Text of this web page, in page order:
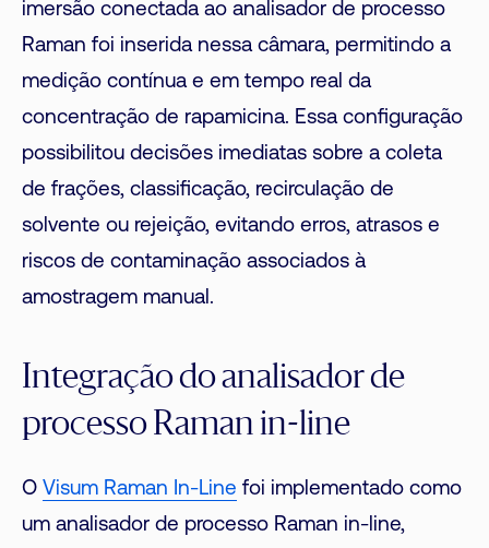
imersão conectada ao analisador de processo
Raman foi inserida nessa câmara, permitindo a
medição contínua e em tempo real da
concentração de rapamicina. Essa configuração
possibilitou decisões imediatas sobre a coleta
de frações, classificação, recirculação de
solvente ou rejeição, evitando erros, atrasos e
riscos de contaminação associados à
amostragem manual.
Integração do analisador de
processo Raman in-line
O Visum Raman In-Line foi implementado como
um analisador de processo Raman in-line,